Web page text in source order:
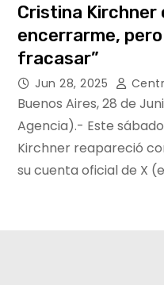
Cristina Kirchner
encerrarme,
fracasar”
Jun 28, 2025
Buenos Aires, 28 de
Agencia).- Este
Kirchner reapareció
su cuenta oficial de X